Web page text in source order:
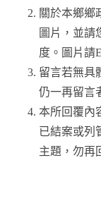
關於本鄉鄉
圖片，並請
度。圖片請
留言若無具
仍一再留言
本所回覆內
已結案或列
主題，勿再